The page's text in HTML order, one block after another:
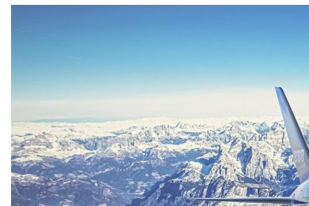
Señal 2
Contenido Patrocinado